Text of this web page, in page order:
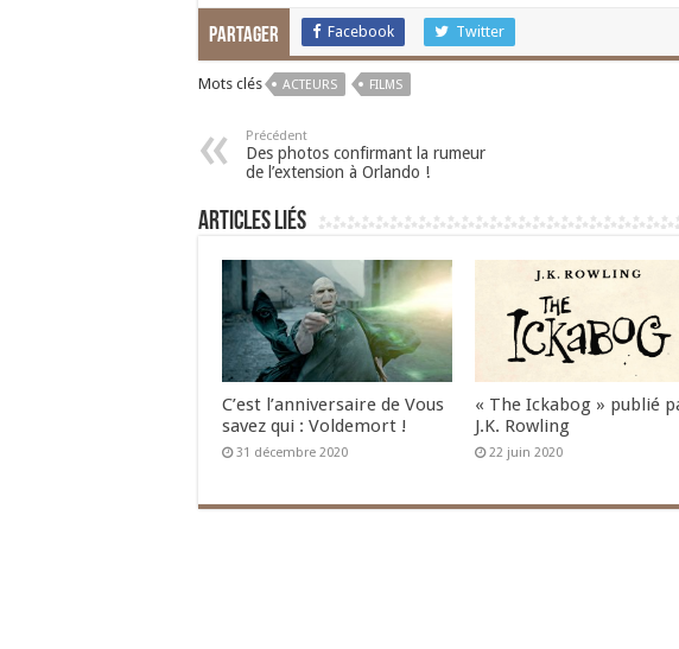
Partager Facebook Twitter
Mots clés ACTEURS FILMS
Précédent
Des photos confirmant la rumeur
de l’extension à Orlando !
Articles liés
C’est l’anniversaire de Vous
savez qui : Voldemort !
31 décembre 2020
« The Ickabog » publié
J.K. Rowling
22 juin 2020